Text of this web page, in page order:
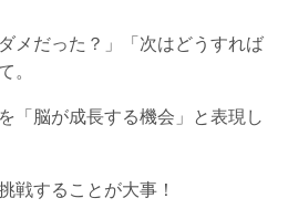
メだった？」「次はどうすれば
。
「脳が成長する機会」と表現し
戦することが大事！